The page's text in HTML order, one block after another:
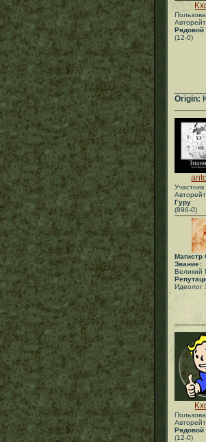
Рядовой
(12-0)
Origin:
Участник
Гуру
(896-0)
Магистр
Звание:
Великий
Идеолог
Рядовой
(12-0)